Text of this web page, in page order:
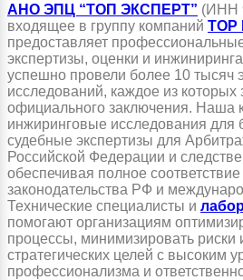
АНО ЭПЦ “ТОП ЭКСПЕРТ” (ИНН
входящее в группу компаний TOP
предоставляет
экспертизы, оценки и
успешно провели более 10 тысяч
исследований, каждое из
официального заключения. Наша
инжиринговые исследования для
судебные экспертизы для
Российской Федерации и
обеспечивая полное
законодательства РФ и
Технические специалисты и
помогают организациям
процессы, минимизировать риски
стратегических целей с высоким
профессионализма и